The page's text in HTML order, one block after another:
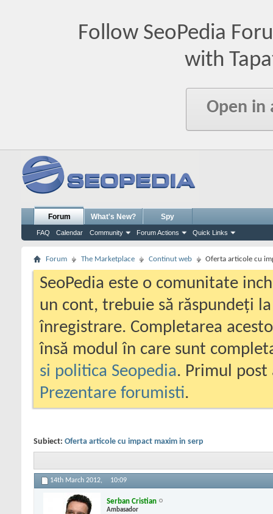
Follow SeoPedia
with
Open in
Forum
FAQ Calendar Community Forum Actions Quick Links
What's New? Spy
Forum The Marketplace Continut web Oferta articole cu
SeoPedia este o comunitate
un cont, trebuie să răspundeți
înregistrare. Completarea
însă modul în care sunt
si politica Seopedia. Primul
Prezentare forumisti.
Subiect: Oferta articole cu impact maxim in serp
14th March 2012, 10:09
Serban Cristian
Ambasador